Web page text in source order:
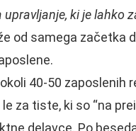
ki je lahko
od samega začetka
40-50 zaposlenih
za tiste, ki so “na
delavce. Po